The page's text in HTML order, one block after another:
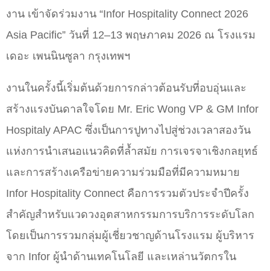
งาน เข้าจัดร่วมงาน “Infor Hospitality Connect 2026
Asia Pacific” วันที่ 12–13 พฤษภาคม 2026 ณ โรงแรม
เดอะ เพนนินซูลา กรุงเทพฯ
งานในครั้งนี้เริ่มต้นด้วยการกล่าวต้อนรับที่อบอุ่นและ
สร้างแรงบันดาลใจโดย Mr. Eric Wong VP & GM Infor
Hospitaly APAC ซึ่งเป็นการปูทางไปสู่ช่วงเวลาสองวัน
แห่งการนำเสนอแนวคิดที่ล้ำสมัย การเจรจาเชิงกลยุทธ์
และการสร้างเครือข่ายความร่วมมือที่มีความหมาย
Infor Hospitality Connect คือการรวมตัวประจำปีครั้ง
สำคัญสำหรับแวดวงอุตสาหกรรมการบริการระดับโลก
โดยเป็นการรวมกลุ่มผู้เชี่ยวชาญด้านโรงแรม ผู้บริหาร
จาก Infor ผู้นำด้านเทคโนโลยี และเหล่านวัตกรใน